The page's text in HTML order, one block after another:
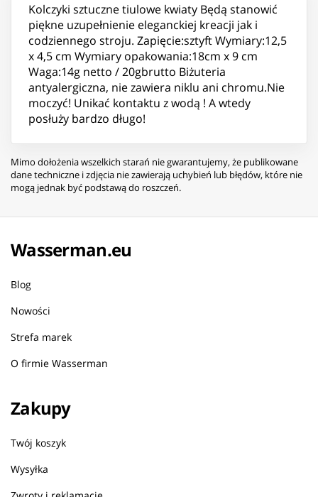
Kolczyki sztuczne tiulowe kwiaty Będą stanowić
piękne uzupełnienie eleganckiej kreacji jak i
codziennego stroju. Zapięcie:sztyft Wymiary:12,5
x 4,5 cm Wymiary opakowania:18cm x 9 cm
Waga:14g netto / 20gbrutto Biżuteria
antyalergiczna, nie zawiera niklu ani chromu.Nie
moczyć! Unikać kontaktu z wodą ! A wtedy
posłuży bardzo długo!
Mimo dołożenia wszelkich starań nie gwarantujemy, że publikowane
dane techniczne i zdjęcia nie zawierają uchybień lub błędów, które nie
mogą jednak być podstawą do roszczeń.
Wasserman.eu
Blog
Nowości
Strefa marek
O firmie Wasserman
Zakupy
Twój koszyk
Wysyłka